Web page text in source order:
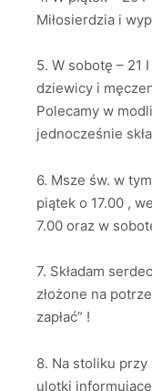
Miłosierdzia i
5. W sobotę – 21
dziewicy i
Polecamy w
jednocześnie
6. Msze św. w
piątek o 17.00 ,
7.00 oraz w
7. Składam
złożone na
zapłać” !
8. Na stoliku przy
ulotki